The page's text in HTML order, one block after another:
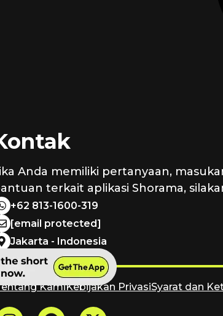
Anda memiliki pertanyaan,
terkait aplikasi Shorama,
+62 813-1600-319
[email protected]
Jakarta - Indonesia
KamiKebijakan PrivasiSyarat dan